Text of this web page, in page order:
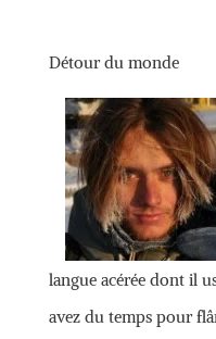
Détour du monde
langue acérée dont il
avez du temps pour